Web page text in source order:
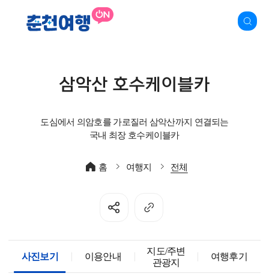
삼악산 호수케이블카
도심에서 의암호를 가로질러 삼악산까지 연결되는
국내 최장 호수케이블카
홈 여행지 전체
사진보기 이용안내
지도/주변
관광지
여행후기